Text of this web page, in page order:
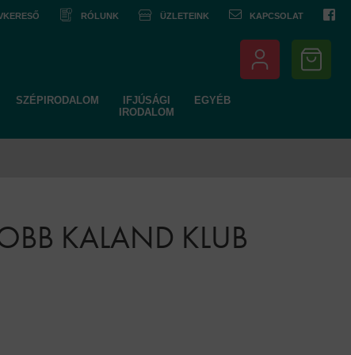
RÓLUNK ÜZLETEINK KAPCSOLAT
SZÉPIRODALOM
IFJÚSÁGI
IRODALOM
EGYÉB
KALAND KLUB